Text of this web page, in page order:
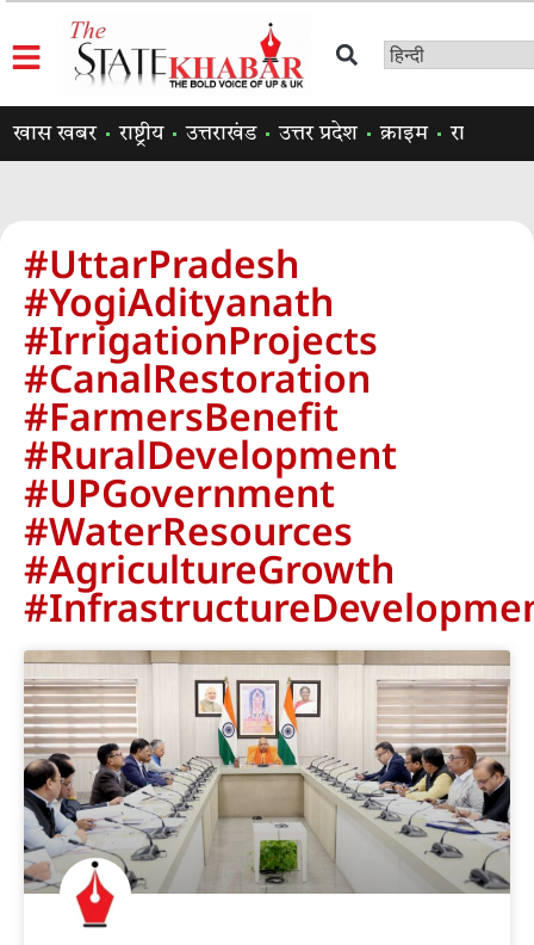
खास खबर राष्ट्रीय उत्तराखंड उत्तर प्रदेश क्राइम राजनीति
#UttarPradesh
#YogiAdityanath
#IrrigationProjects
#CanalRestoration
#FarmersBenefit
#RuralDevelopment
#UPGovernment
#WaterResources
#AgricultureGrowth